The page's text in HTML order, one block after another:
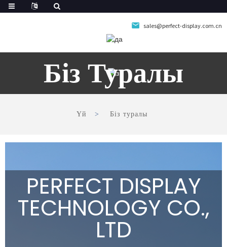
sales@perfect-display.com.cn
Біз Туралы
Үй Біз туралы
PERFECT DISPLAY
TECHNOLOGY CO.,
LTD